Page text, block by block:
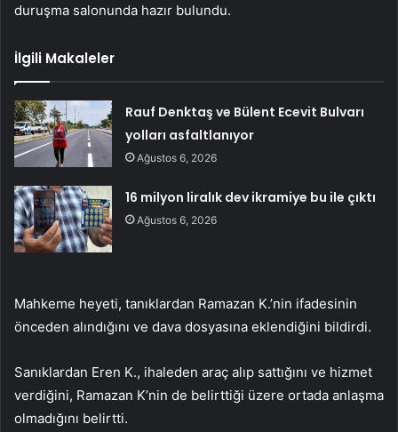
duruşma salonunda hazır bulundu.
İlgili Makaleler
Rauf Denktaş ve Bülent Ecevit Bulvarı
yolları asfaltlanıyor
Ağustos 6, 2026
16 milyon liralık dev ikramiye bu ile çıktı
Ağustos 6, 2026
Mahkeme heyeti, tanıklardan Ramazan K.’nin ifadesinin
önceden alındığını ve dava dosyasına eklendiğini bildirdi.
Sanıklardan Eren K., ihaleden araç alıp sattığını ve hizmet
verdiğini, Ramazan K’nin de belirttiği üzere ortada anlaşma
olmadığını belirtti.